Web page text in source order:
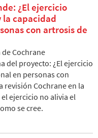
¿El ejercicio
la capacidad
con artrosis de
Cochrane
del proyecto: ¿El ejercicio
en personas con
revisión Cochrane en la
ejercicio no alivia el
se cree.